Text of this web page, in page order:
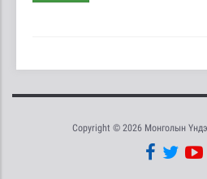
Copyright © 2026 Монголын